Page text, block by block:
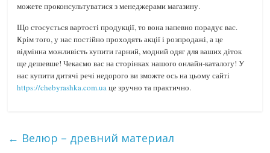
можете проконсультуватися з менеджерами магазину.
Що стосується вартості продукції, то вона напевно порадує вас.
Крім того, у нас постійно проходять акції і розпродажі, а це
відмінна можливість купити гарний, модний одяг для ваших діток
ще дешевше! Чекаємо вас на сторінках нашого онлайн-каталогу! У
нас купити дитячі речі недорого ви зможте ось на цьому сайті
https://chebyrashka.com.uaце зручно та практично.
← Велюр – древний материал